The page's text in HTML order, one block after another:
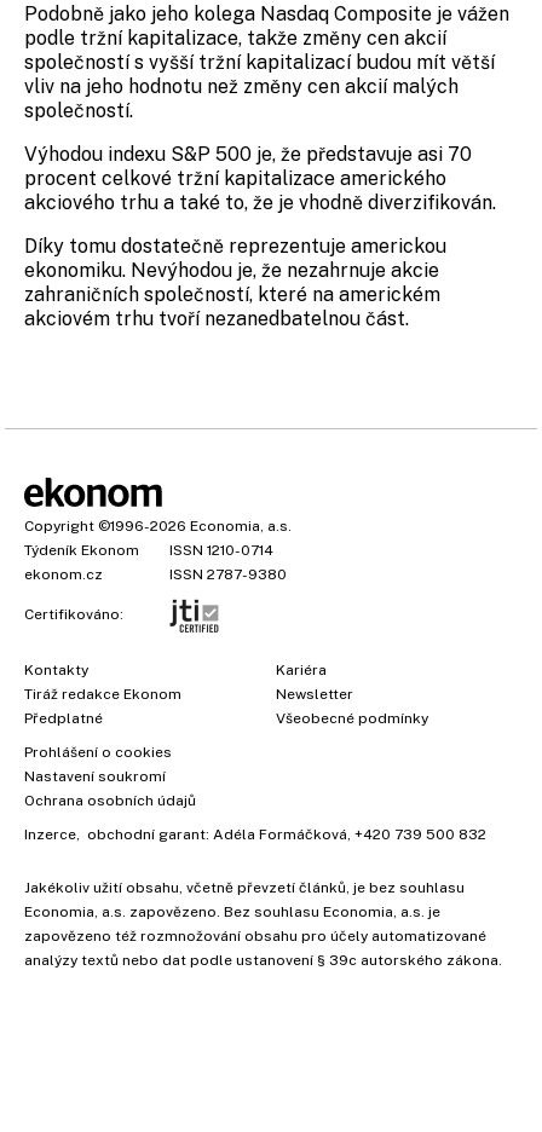
Podobně jako jeho kolega Nasdaq Composite je vážen
podle tržní kapitalizace, takže změny cen akcií
společností s vyšší tržní kapitalizací budou mít větší
vliv na jeho hodnotu než změny cen akcií malých
společností.
Výhodou indexu S&P 500 je, že představuje asi 70
procent celkové tržní kapitalizace amerického
akciového trhu a také to, že je vhodně diverzifikován.
Díky tomu dostatečně reprezentuje americkou
ekonomiku. Nevýhodou je, že nezahrnuje akcie
zahraničních společností, které na americkém
akciovém trhu tvoří nezanedbatelnou část.
Copyright ©1996-2026 Economia, a.s.
Týdeník Ekonom
ISSN 1210-0714
ekonom.cz
ISSN 2787-9380
Certifikováno:
Kontakty
Tiráž redakce Ekonom
Předplatné
Kariéra
Newsletter
Všeobecné podmínky
Prohlášení o cookies
Nastavení soukromí
Ochrana osobních údajů
Inzerce , obchodní garant: Adéla Formáčková +420 739 500 832
Jakékoliv užití obsahu, včetně převzetí článků, je bez souhlasu
Economia, a.s. zapovězeno. Bez souhlasu Economia, a.s. je
zapovězeno též rozmnožování obsahu pro účely automatizované
analýzy textů nebo dat podle ustanovení § 39c autorského zákona.